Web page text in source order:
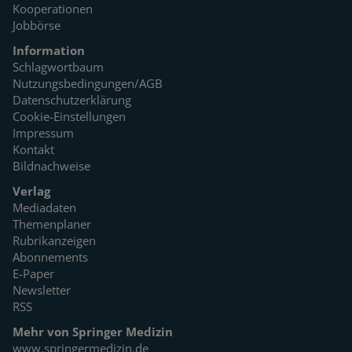
Kooperationen
Jobbörse
Information
Schlagwortbaum
Nutzungsbedingungen/AGB
Datenschutzerklärung
Cookie-Einstellungen
Impressum
Kontakt
Bildnachweise
Verlag
Mediadaten
Themenplaner
Rubrikanzeigen
Abonnements
E-Paper
Newsletter
RSS
Mehr von Springer Medizin
www.springermedizin.de